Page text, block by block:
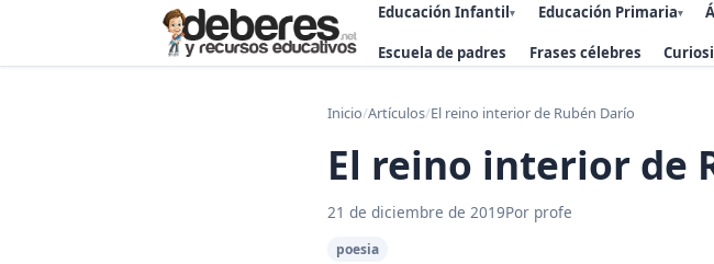
Educación Infantil▾ Educación Primaria▾
Escuela de padres Frases célebres
Inicio/Artículos/El reino interior de Rubén Darío
El reino interior de
21 de diciembre de 2019Por profe
poesia